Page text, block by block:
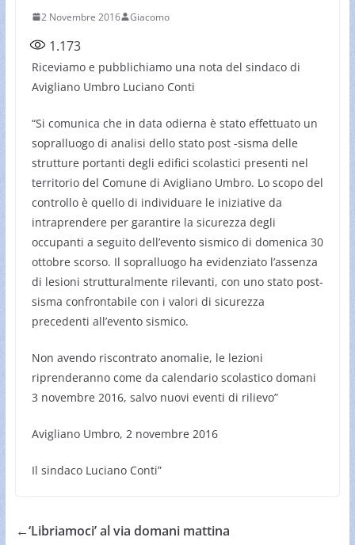
2 Novembre 2016 Giacomo
1.173
Riceviamo e pubblichiamo una nota del sindaco di
Avigliano Umbro Luciano Conti
“Si comunica che in data odierna è stato effettuato un
sopralluogo di analisi dello stato post -sisma delle
strutture portanti degli edifici scolastici presenti nel
territorio del Comune di Avigliano Umbro. Lo scopo del
controllo è quello di individuare le iniziative da
intraprendere per garantire la sicurezza degli
occupanti a seguito dell’evento sismico di domenica 30
ottobre scorso. Il sopralluogo ha evidenziato l’assenza
di lesioni strutturalmente rilevanti, con uno stato post-
sisma confrontabile con i valori di sicurezza
precedenti all’evento sismico.
Non avendo riscontrato anomalie, le lezioni
riprenderanno come da calendario scolastico domani
3 novembre 2016, salvo nuovi eventi di rilievo”
Avigliano Umbro, 2 novembre 2016
Il sindaco Luciano Conti”
←‘Libriamoci’ al via domani mattina